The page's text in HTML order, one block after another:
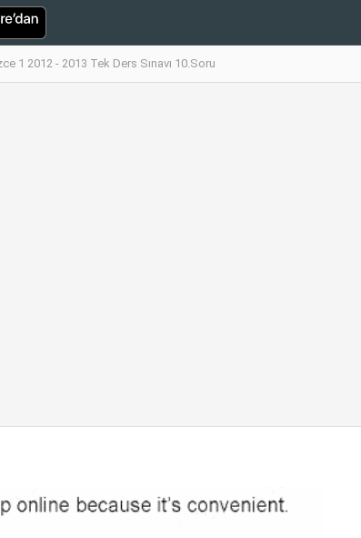
1 2012 - 2013 Tek Ders Sınavı 10.Soru